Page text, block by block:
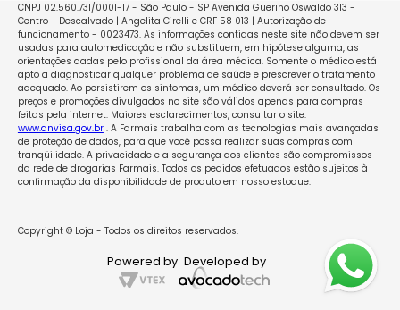
CNPJ 02.560.731/0001-17 - São Paulo - SP Avenida Guerino Oswaldo 313 -
Centro - Descalvado | Angelita Cirelli e CRF 58 013 | Autorização de
funcionamento - 0023473. As informações contidas neste site não devem ser
usadas para automedicação e não substituem, em hipótese alguma, as
orientações dadas pelo profissional da área médica. Somente o médico está
apto a diagnosticar qualquer problema de saúde e prescrever o tratamento
adequado. Ao persistirem os sintomas, um médico deverá ser consultado. Os
preços e promoções divulgados no site são válidos apenas para compras
feitas pela internet. Maiores esclarecimentos, consultar o site:
www.anvisa.gov.br. A Farmais trabalha com as tecnologias mais avançadas
de proteção de dados, para que você possa realizar suas compras com
tranqüilidade. A privacidade e a segurança dos clientes são compromissos
da rede de drogarias Farmais. Todos os pedidos efetuados estão sujeitos à
confirmação da disponibilidade de produto em nosso estoque.
Copyright © Loja - Todos os direitos reservados.
Powered by Developed by